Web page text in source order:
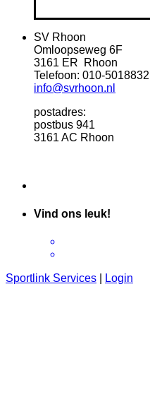
SV Rhoon
Omloopseweg 6F
3161 ER Rhoon
Telefoon: 010-5018832
info@svrhoon.nl
postadres:
postbus 941
3161 AC Rhoon
Vind ons leuk!
Sportlink Services Login